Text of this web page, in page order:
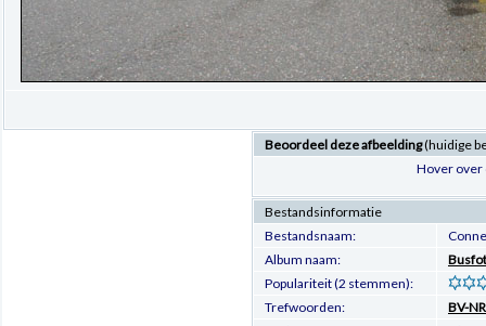
Beoordeel deze afbeelding(huidige
Hover over
Bestandsinformatie
Bestandsnaam:
Album naam:
Populariteit (2 stemmen):
Trefwoorden:
BV-